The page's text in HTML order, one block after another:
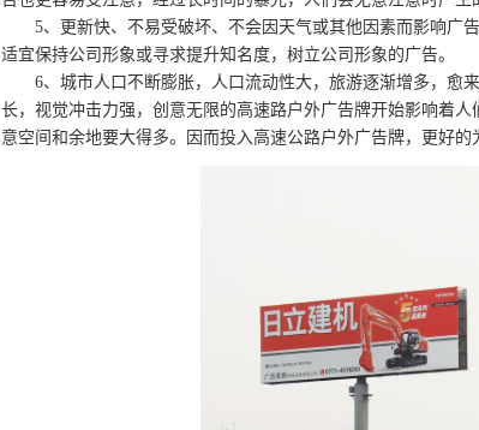
5、更新快、不易受破坏、不会因天气或其他因素而影响广
适宜保持公司形象或寻求提升知名度，树立公司形象的广告。
6、城市人口不断膨胀，人口流动性大，旅游逐渐增多，愈
长，视觉冲击力强，创意无限的高速路户外广告牌开始影响着
意空间和余地要大得多。因而投入高速公路户外广告牌，更好